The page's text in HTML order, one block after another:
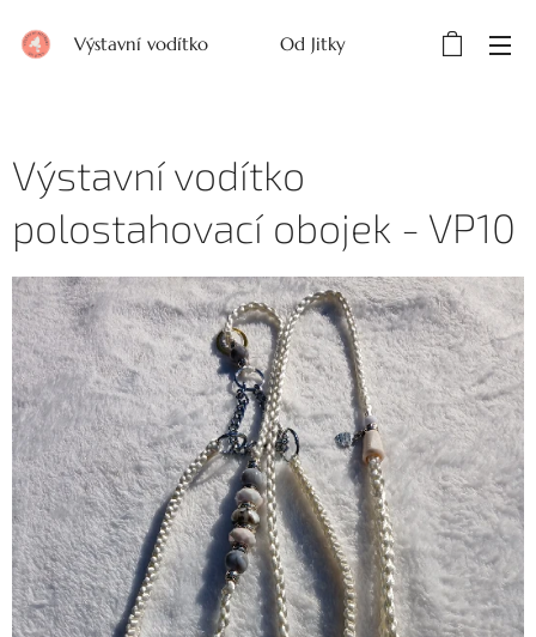
Výstavní vodítko Od Jitky
Výstavní vodítko
polostahovací obojek - VP10